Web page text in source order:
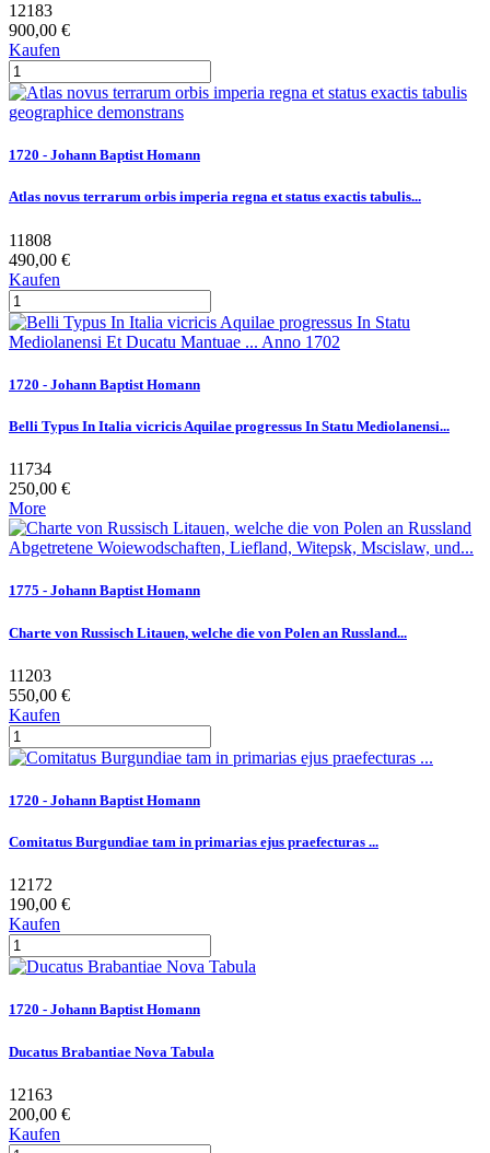
12183
900,00 €
Kaufen
1720 - Johann Baptist Homann
Atlas novus terrarum orbis imperia regna et status exactis tabulis...
11808
490,00 €
Kaufen
1720 - Johann Baptist Homann
Belli Typus In Italia vicricis Aquilae progressus In Statu Mediolanensi...
11734
250,00 €
More
1775 - Johann Baptist Homann
Charte von Russisch Litauen, welche die von Polen an Russland...
11203
550,00 €
Kaufen
1720 - Johann Baptist Homann
Comitatus Burgundiae tam in primarias ejus praefecturas ...
12172
190,00 €
Kaufen
1720 - Johann Baptist Homann
Ducatus Brabantiae Nova Tabula
12163
200,00 €
Kaufen